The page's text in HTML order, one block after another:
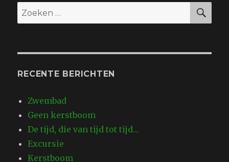
Zoeken
naar:
RECENTE BERICHTEN
Zwembad
Geen kerstboom
De tijd, die van tijd tot tijd…
Excursie
Kerstboom